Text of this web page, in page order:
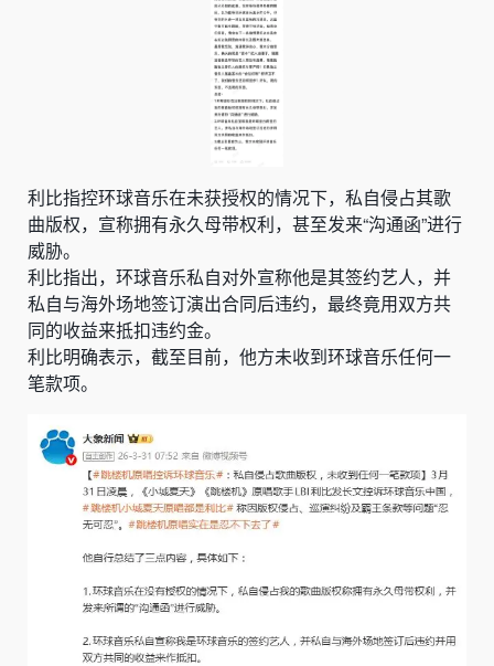
利比指控环球音乐在未获授权的情况下，私自侵占其歌
曲版权，宣称拥有永久母带权利，甚至发来“沟通函”进行
威胁。
利比指出，环球音乐私自对外宣称他是其签约艺人，并
私自与海外场地签订演出合同后违约，最终竟用双方共
同的收益来抵扣违约金。
利比明确表示，截至目前，他方未收到环球音乐任何一
笔款项。